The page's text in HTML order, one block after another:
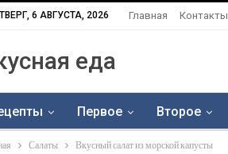
6 АВГУСТА, 2026 Главная Контакты
еда
Первое Второе
Салаты Вкусный салат из морской капусты